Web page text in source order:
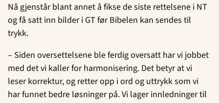
Nå gjenstår blant annet å fikse de siste rettelsene i NT
og få satt inn bilder i GT før Bibelen kan sendes til
trykk.
– Siden oversettelsene ble ferdig oversatt har vi jobbet
med det vi kaller for harmonisering. Det betyr at vi
leser korrektur, og retter opp i ord og uttrykk som vi
har funnet bedre løsninger på. Vi lager innledninger til